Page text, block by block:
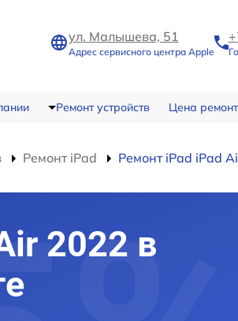
ул. Малышева, 51
Адрес сервисного центра Apple
Ремонт устройств Цена
Ремонт iPad Ремонт iPad iPad
2022 в